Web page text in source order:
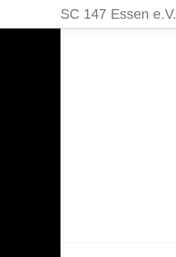
SC 147 Essen e.V.